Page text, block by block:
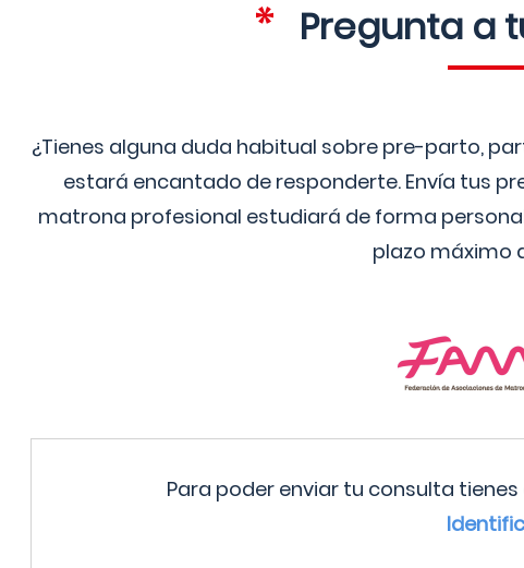
Pregunta a
¿Tienes alguna duda habitual sobre pre-parto,
estará encantado de responderte. Envía tus
matrona profesional estudiará de forma
plazo máximo
Para poder enviar tu consulta tienes